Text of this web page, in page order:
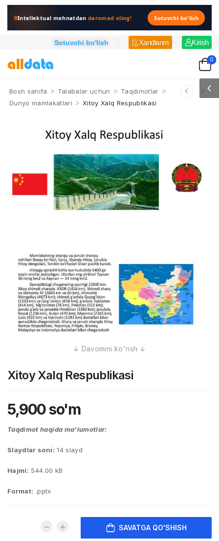
Intellektual mehnatdandaromad oling! Sotuvchi bo'lish
Sotuvchi bo'lish Xaridlarim Kirish
0
Bosh sahifa > Talabalar uchun > Taqdimotlar >
Dunyo mamlakatlari > Xitoy Xalq Respublikasi
Xitoy Xalq Respublikasi
5,900so'm
Taqdimot haqida ma’lumotlar:
Slaydlar soni: 14 slayd
Hajmi: 544.00 kB
Format: .pptx
SAVATGA QO'SHISH